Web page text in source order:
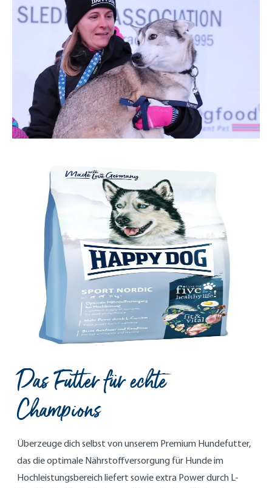
Das Futter für echte
Champions
Überzeuge dich selbst von unserem Premium Hundefutter,
das die optimale Nährstoffversorgung für Hunde im
Hochleistungsbereich liefert sowie extra Power durch L-